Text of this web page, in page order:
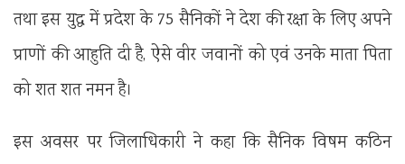
तथा इस युद्ध में प्रदेश के 75 सैनिकों ने देश की रक्षा के लिए अपने
प्राणों की आहुति दी है, ऐसे वीर जवानों को एवं उनके माता पिता
को शत शत नमन है।
इस अवसर पर जिलाधिकारी ने कहा कि सैनिक विषम कठिन